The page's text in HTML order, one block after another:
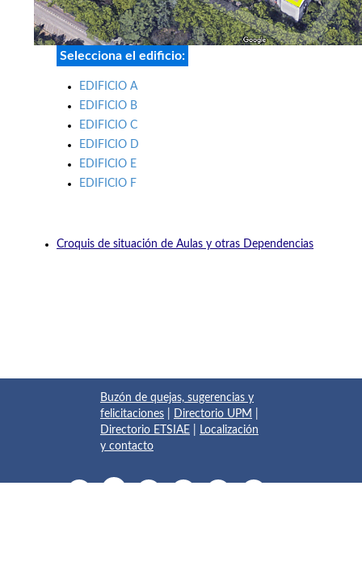
Selecciona el edificio:
EDIFICIO A
EDIFICIO B
EDIFICIO C
EDIFICIO D
EDIFICIO E
EDIFICIO F
Croquis de situación de Aulas y otras Dependencias
Buzón de quejas, sugerencias y
felicitaciones
Directorio UPM
Directorio ETSIAE
Localización
y contacto